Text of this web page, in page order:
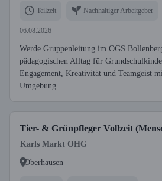
Teilzeit Nachhaltiger Arbeitgeber
06.08.2026
Werde Gruppenleitung im OGS
pädagogischen Alltag für
Engagement, Kreativität und Teamgeist
Umgebung.
Tier- & Grünpfleger Vollzeit
Karls Markt OHG
Oberhausen